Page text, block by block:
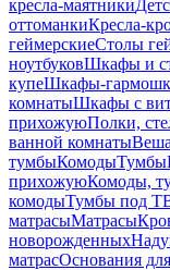
кресла-маятники
оттоманкиКресла-
геймерскиеСтолы
ноутбуковШкафы и
купеШкафы-
комнатыШкафы с
прихожуюПолки,
ванной комнаты
тумбыКомодыТумбы
прихожуюКомоды,
комодыТумбы под
матрасыМатрасы
новорожденных
матрасОснования для